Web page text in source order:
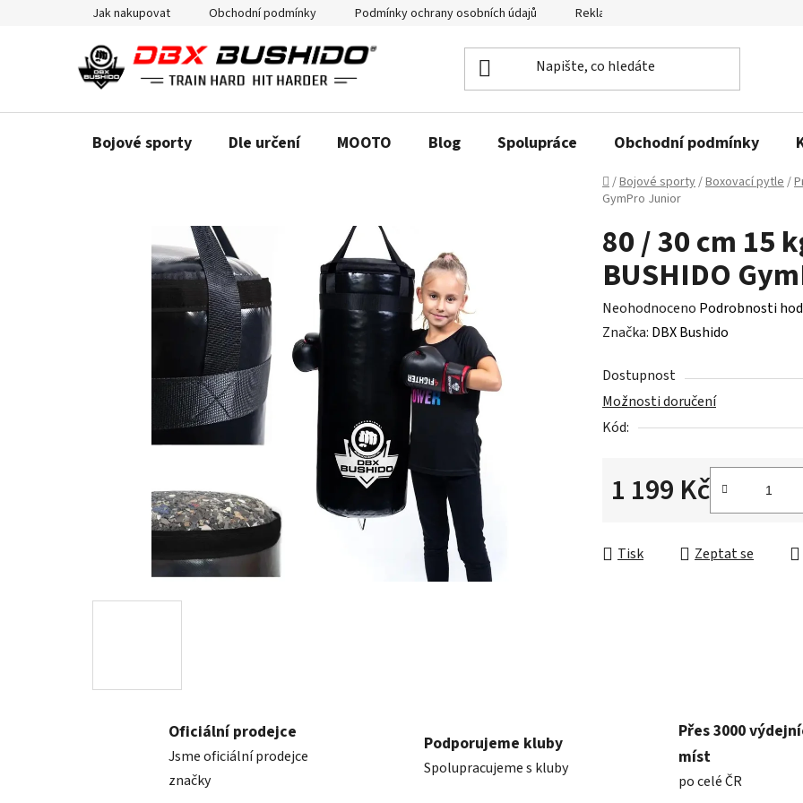
Jak nakupovat Obchodní podmínky Podmínky ochrany osobních údajů Reklamační řád a odstoupení od smlouvy
Bojové sporty Dle určení MOOTO Blog Spolupráce Obchodní podmínky
Domů
/Bojové sporty/Boxovací pytle/
GymPro Junior
80 / 30 cm 15
BUSHIDO
Průměrné
hodnocení
je
0,0
z
hvězdiček.
Neohodnoceno Podrobnosti
Značka: DBX Bushido
Dostupnost
Možnosti doručení
Kód:
1 199 Kč
Tisk
Zeptat se
Oficiální prodejce
Jsme oficiální prodejce
značky
Podporujeme kluby
Spolupracujeme s kluby
Přes 3000
míst
po celé ČR